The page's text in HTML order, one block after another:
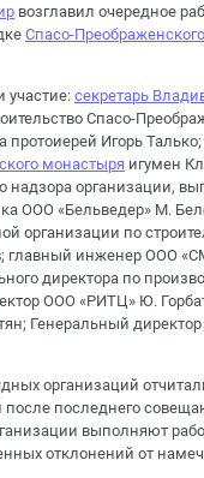
возглавил очередное
Спасо-
участие: секретарь
Спасо-
протоиерей Игорь
монастыря игумен
надзора организации,
ООО «Бельведер» М.
организации по
главный инженер ООО
директора по
ООО «РИТЦ» Ю.
Генеральный
организаций
последнего
выполняют
отклонений от